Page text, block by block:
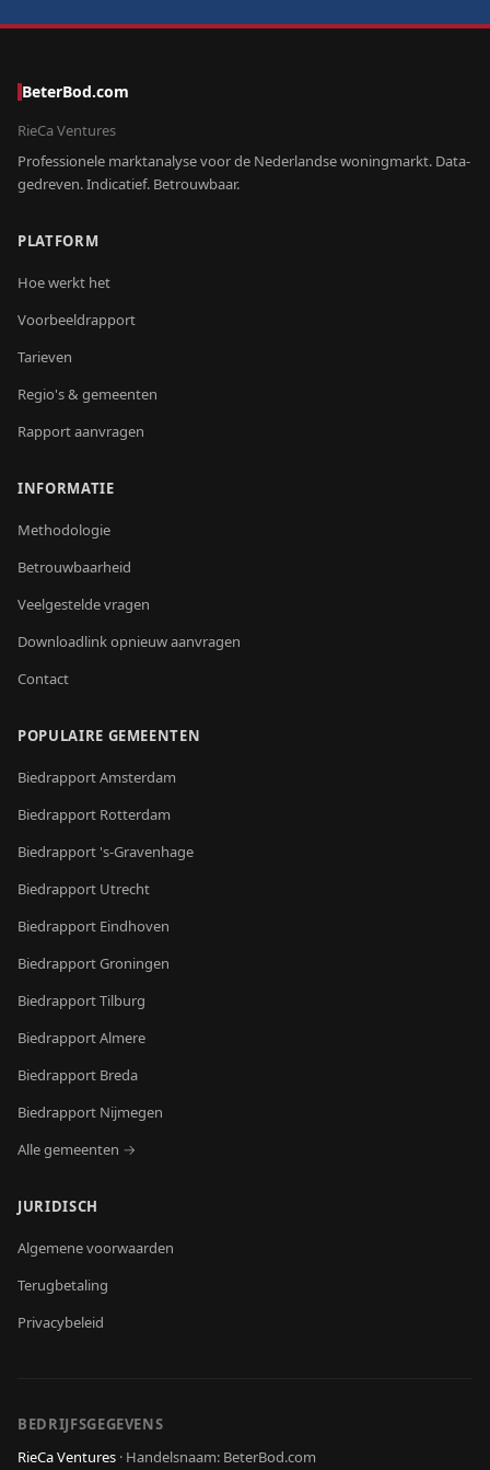
BeterBod.com
RieCa Ventures
Professionele marktanalyse voor de Nederlandse woningmarkt. Data-
gedreven. Indicatief. Betrouwbaar.
PLATFORM
Hoe werkt het
Voorbeeldrapport
Tarieven
Regio's & gemeenten
Rapport aanvragen
INFORMATIE
Methodologie
Betrouwbaarheid
Veelgestelde vragen
Downloadlink opnieuw aanvragen
Contact
POPULAIRE GEMEENTEN
BiedrapportAmsterdam
Biedrapport Rotterdam
Biedrapport 's-Gravenhage
Biedrapport Utrecht
Biedrapport Eindhoven
BiedrapportGroningen
BiedrapportTilburg
BiedrapportAlmere
Biedrapport Breda
Biedrapport Nijmegen
Alle gemeenten →
JURIDISCH
Algemene voorwaarden
Terugbetaling
Privacybeleid
BEDRIJFSGEGEVENS
RieCa Ventures · Handelsnaam: BeterBod.com